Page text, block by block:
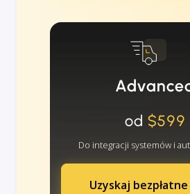
od $599
Do integracji systemów i
Uzyskaj